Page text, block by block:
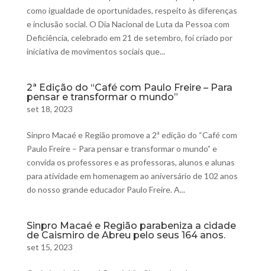
como igualdade de oportunidades, respeito às diferenças
e inclusão social. O Dia Nacional de Luta da Pessoa com
Deficiência, celebrado em 21 de setembro, foi criado por
iniciativa de movimentos sociais que...
2ª Edição do “Café com Paulo Freire – Para
pensar e transformar o mundo”
set 18, 2023
Sinpro Macaé e Região promove a 2ª edição do “Café com
Paulo Freire – Para pensar e transformar o mundo” e
convida os professores e as professoras, alunos e alunas
para atividade em homenagem ao aniversário de 102 anos
do nosso grande educador Paulo Freire. A...
Sinpro Macaé e Região parabeniza a cidade
de Caismiro de Abreu pelo seus 164 anos.
set 15, 2023